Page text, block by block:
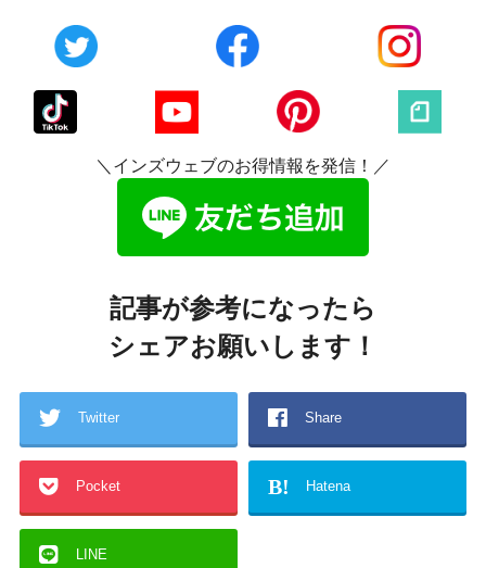
＼インズウェブのお得情報を発信！／
記事が参考になったら
シェアお願いします！
Twitter Share
Pocket B! Hatena
LINE